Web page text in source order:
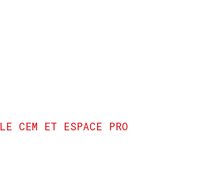
LE CEM ET ESPACE PRO